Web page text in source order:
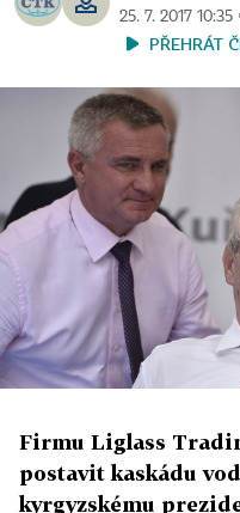
25. 7. 2017
PŘEHRÁT
Firmu Liglass
postavit kaskádu
kyrgyzskému